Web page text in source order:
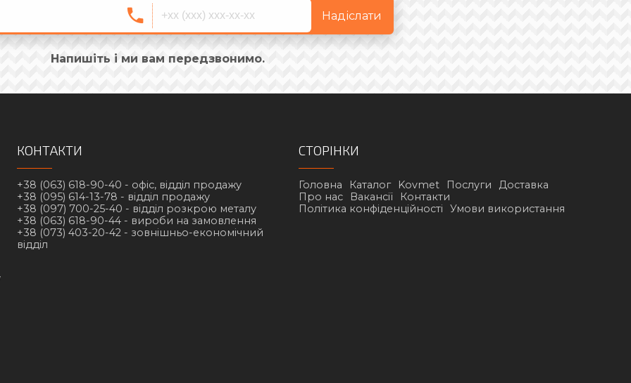
Надіслати
Напишіть і ми вам передзвонимо.
КОНТАКТИ
+38 (063) 618-90-40 - офіс, відділ продажу
+38 (095) 614-13-78 - відділ продажу
+38 (097) 700-25-40 - відділ розкрою металу
+38 (063) 618-90-44 - вироби на замовлення
+38 (073) 403-20-42 - зовнішньо-економічний
відділ
СТОРІНКИ
Головна Каталог Kovmet Послуги
Доставка
Про нас
Вакансії
Контакти
Політика конфіденційності
Умови використання